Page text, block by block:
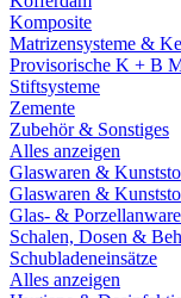
Komposite
Matrizensysteme &
Provisorische K + B
Stiftsysteme
Zemente
Zubehör & Sonstiges
Alles anzeigen
Glaswaren &
Glaswaren &
Glas- &
Schalen, Dosen &
Schubladeneinsätze
Alles anzeigen